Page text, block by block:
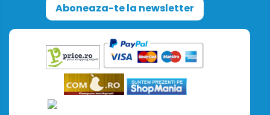
Aboneaza-te la newsletter